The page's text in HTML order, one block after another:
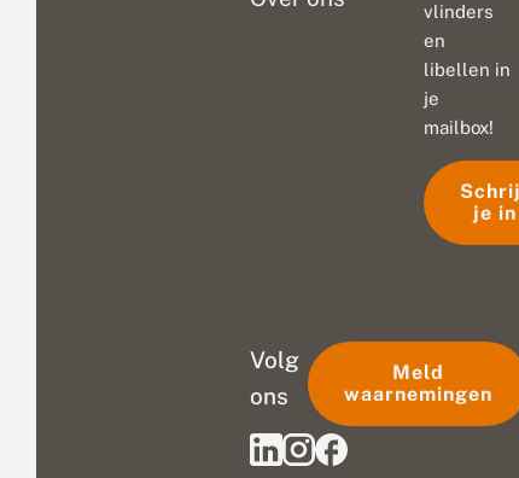
vlinders
en
libellen in
je
mailbox!
je in
Volg
ons
Meld
waarnemingen